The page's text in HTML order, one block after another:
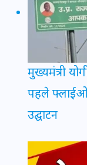
मुख्यमंत्री
पहले
उद्घाटन